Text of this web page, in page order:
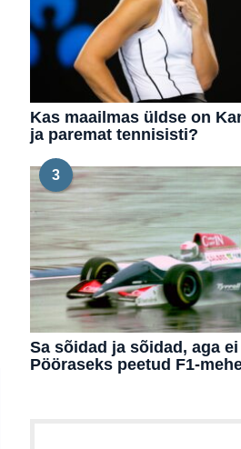
Kas maailmas üldse on
ja paremat tennisisti?
3
Sa sõidad ja sõidad, aga
Pööraseks peetud F1-